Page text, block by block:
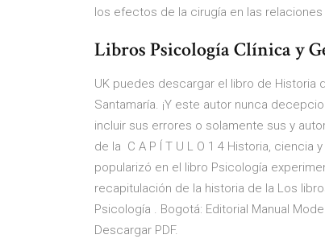
los efectos de la cirugía en las
Libros Psicología Clínica y
UK puedes descargar el libro de Historia
Santamaría. ¡Y este autor nunca
incluir sus errores o solamente sus y
de la C A P Í T U L O 1 4 Historia, ciencia
popularizó en el libro Psicología
recapitulación de la historia de la Los
Psicología . Bogotá: Editorial Manual
Descargar PDF.